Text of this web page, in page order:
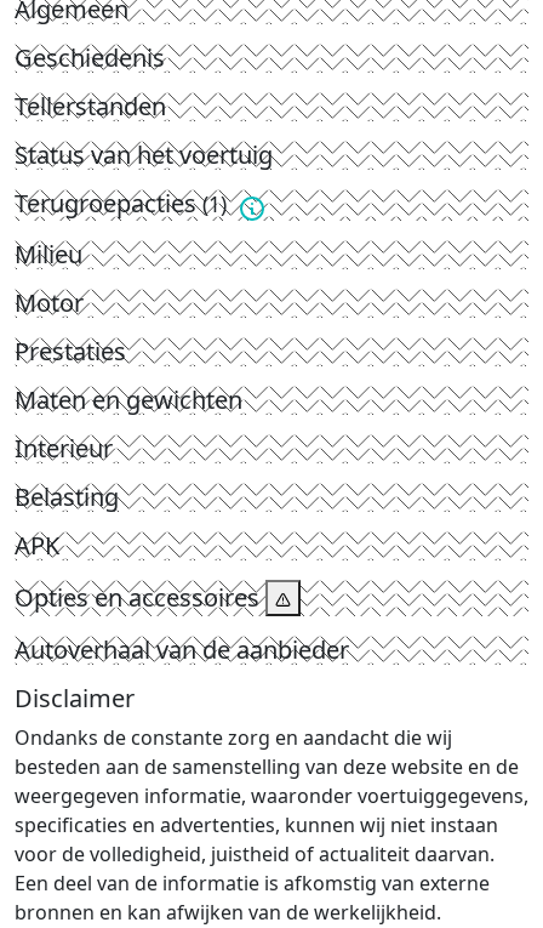
Algemeen
Geschiedenis
Tellerstanden
Status van het voertuig
Terugroepacties(1)
Milieu
Motor
Prestaties
Maten en gewichten
Interieur
Belasting
APK
Opties en accessoires
Autoverhaal van de aanbieder
Disclaimer
Ondanks de constante zorg en aandacht die wij
besteden aan de samenstelling van deze website en de
weergegeven informatie, waaronder voertuiggegevens,
specificaties en advertenties, kunnen wij niet instaan
voor de volledigheid, juistheid of actualiteit daarvan.
Een deel van de informatie is afkomstig van externe
bronnen en kan afwijken van de werkelijkheid.